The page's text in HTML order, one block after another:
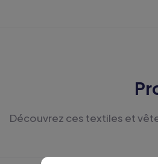
Découvrez ces textiles et